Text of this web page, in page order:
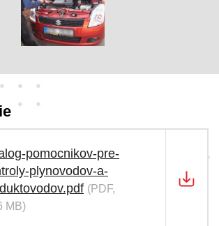
pomocnikov-pre-
plynovodov-a-
(PDF,
MB)